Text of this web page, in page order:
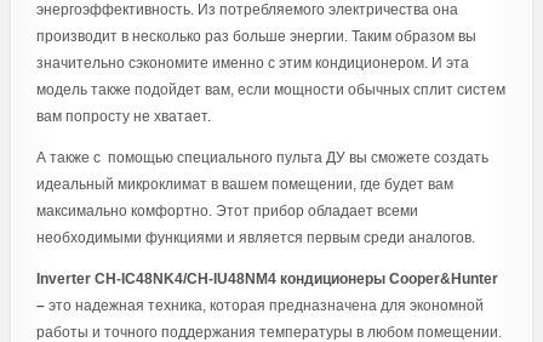
энергоэффективность. Из потребляемого электричества она
производит в несколько раз больше энергии. Таким образом вы
значительно сэкономите именно с этим кондиционером. И эта
модель также подойдет вам, если мощности обычных сплит систем
вам попросту не хватает.
А также с помощью специального пульта ДУ вы сможете создать
идеальный микроклимат в вашем помещении, где будет вам
максимально комфортно. Этот прибор обладает всеми
необходимыми функциями и является первым среди аналогов.
Inverter CH-IC48NK4/CH-IU48NM4 кондиционеры Cooper&Hunter
–это надежная техника, которая предназначена для экономной
работы и точного поддержания температуры в любом помещении.